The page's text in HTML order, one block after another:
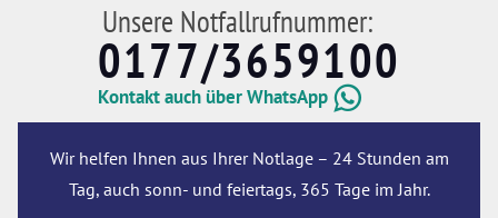
Unsere Notfallrufnummer:
0177/3659100
Kontakt auch über WhatsApp
Wir helfen Ihnen aus Ihrer Notlage – 24 Stunden am
Tag, auch sonn- und feiertags, 365 Tage im Jahr.